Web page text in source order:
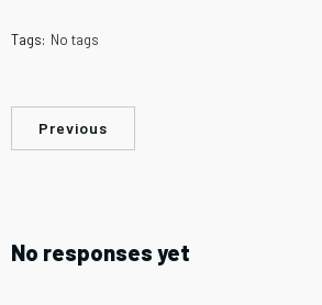
Tags: No tags
Previous
No responses yet